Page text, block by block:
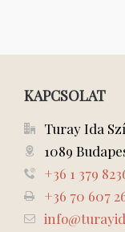
KAPCSOLAT
Turay Ida
1089
+36 1 379
+36 70 607